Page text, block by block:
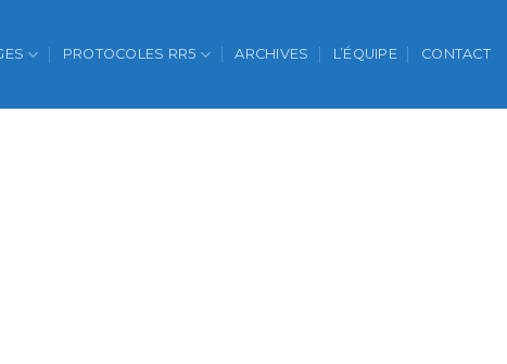
PROTOCOLES RR5 ARCHIVES L’ÉQUIPE CONTACT